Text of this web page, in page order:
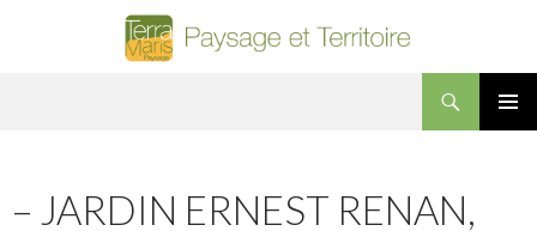
– JARDIN ERNEST RENAN,